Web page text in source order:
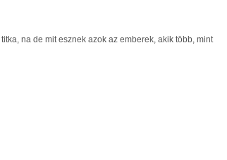
na de mit esznek azok az emberek, akik több, mint